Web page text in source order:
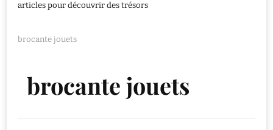
articles pour découvrir des trésors
brocante jouets
brocante jouets